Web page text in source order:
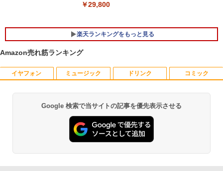
￥29,800
楽天ランキングをもっと見る
1
R309-Apple Mac mini A1347 1点 MacO
メモリ 4GB/SATA 500GB intel HD Grap
hics 5000 1536MB グラフィックス搭載
￥6,480
1
【中古良品】【安心保証】Princeton 21.
WDE-22W / PTFBDE-22W ブラック/ ホ
ワイト色 スピーカー搭載 プリンストン
￥4,050
1 YOGAポーズの教科書 [ 綿本彰 ]
Amazon売れ筋ランキング
イヤフォン
Anker Soundcore P40i オフホワイト
￥7,990
ミュージック
BRUCE WAYNE feat. Flo Milli, ATL Jacob
[Explicit]
￥250
ドリンク
【Amazon.co.jp限定】 い・ろ・は・す 2L P
ET ラベルレス ×8本
￥1,112
コミック
薬屋のひとりごと 17巻 (デジタル版ビッグガ
ンガンコミックス)
￥770
Google 検索で当サイトの記事を優先表示させる